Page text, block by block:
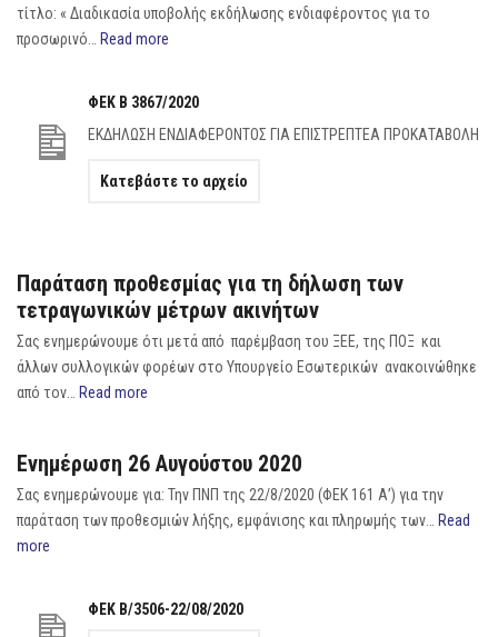
τίτλο: « Διαδικασία υποβολής εκδήλωσης ενδιαφέροντος για το
προσωρινό… Read more
ΦΕΚ B 3867/2020
ΕΚΔΗΛΩΣΗ ΕΝΔΙΑΦΕΡΟΝΤΟΣ ΓΙΑ ΕΠΙΣΤΡΕΠΤΕΑ ΠΡΟΚΑΤΑΒΟΛΗ
Κατεβάστε το αρχείο
Παράταση προθεσμίας για τη δήλωση των
τετραγωνικών μέτρων ακινήτων
Σας ενημερώνουμε ότι μετά από παρέμβαση του ΞΕΕ, της ΠΟΞ και
άλλων συλλογικών φορέων στο Υπουργείο Εσωτερικών ανακοινώθηκε
από τον… Read more
Ενημέρωση 26 Αυγούστου 2020
Σας ενημερώνουμε για: Την ΠΝΠ της 22/8/2020 (ΦΕΚ 161 Α’) για την
παράταση των προθεσμιών λήξης, εμφάνισης και πληρωμής των… Read
more
ΦΕΚ Β/3506-22/08/2020